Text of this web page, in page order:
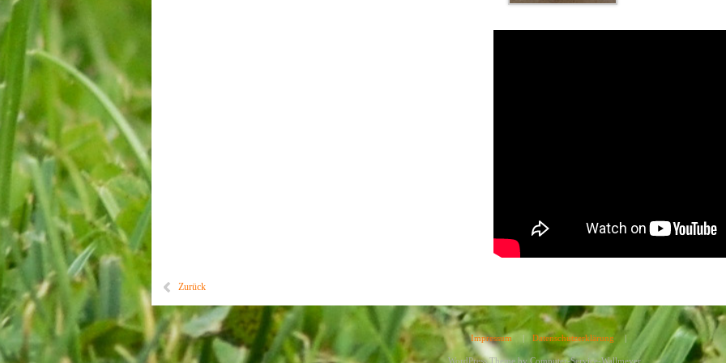
Zurück
Impressum | Datenschutzerklärung |
WordPress Theme by Computer-Service-Wallmeyer